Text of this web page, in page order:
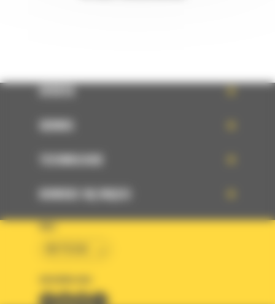
OFERTA
SERWIS
TECHNOLOGIE
DOWIEDZ SIĘ WIĘCEJ
KRAJ